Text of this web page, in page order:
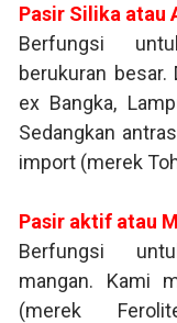
Pasir Silika atau
Berfungsi
berukuran besar.
ex Bangka,
Sedangkan
import (merek
Pasir aktif atau
Berfungsi
mangan. Kami
(merek